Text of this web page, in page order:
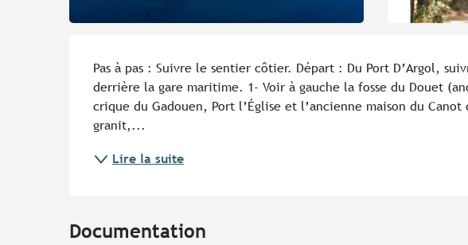
Pas à pas : Suivre le sentier côtier. Départ : Du Port D’Argol,
derrière la gare maritime. 1- Voir à gauche la fosse du Douet
crique du Gadouen, Port l’Église et l’ancienne maison du
granit,...
Lire la suite
Documentation